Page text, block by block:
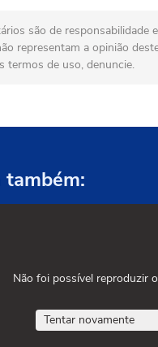
são de responsabilidade
representam a opinião
termos de uso, denuncie.
também:
Não foi possível reproduzir
Tentar novamente